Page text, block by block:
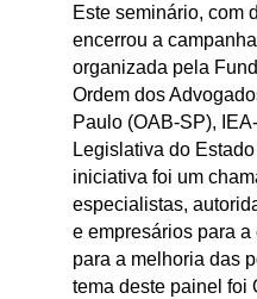
Este seminário, com
encerrou a
organizada pela
Ordem dos
Paulo (OAB-SP),
Legislativa do
iniciativa foi um
especialistas,
e empresários para
para a melhoria das
tema deste painel foi